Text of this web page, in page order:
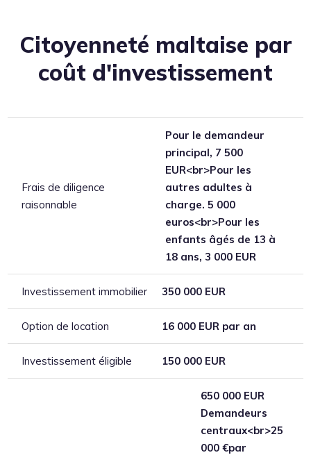
Citoyenneté maltaise par
coût d'investissement
Frais de diligence
raisonnable
Pour le demandeur
principal, 7 500
EUR<br>Pour les
autres adultes à
charge. 5 000
euros<br>Pour les
enfants âgés de 13 à
18 ans, 3 000 EUR
Investissement immobilier 350 000 EUR
Option de location 16 000 EUR par an
Investissement éligible 150 000 EUR
650 000 EUR
Demandeurs
centraux<br>25
000 €par